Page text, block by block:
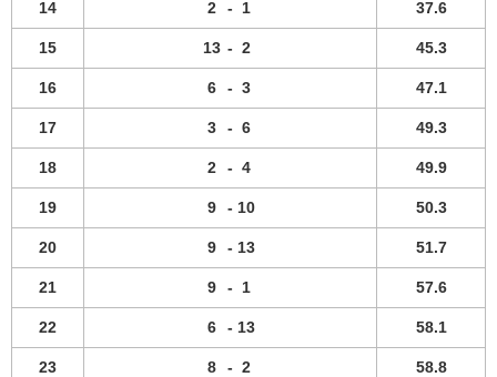
14 2 - 1 37.6
15 13 - 2 45.3
16 6 - 3 47.1
17 3 - 6 49.3
18 2 - 4 49.9
19 9 - 10 50.3
20 9 - 13 51.7
21 9 - 1 57.6
22 6 - 13 58.1
23 8 - 2 58.8